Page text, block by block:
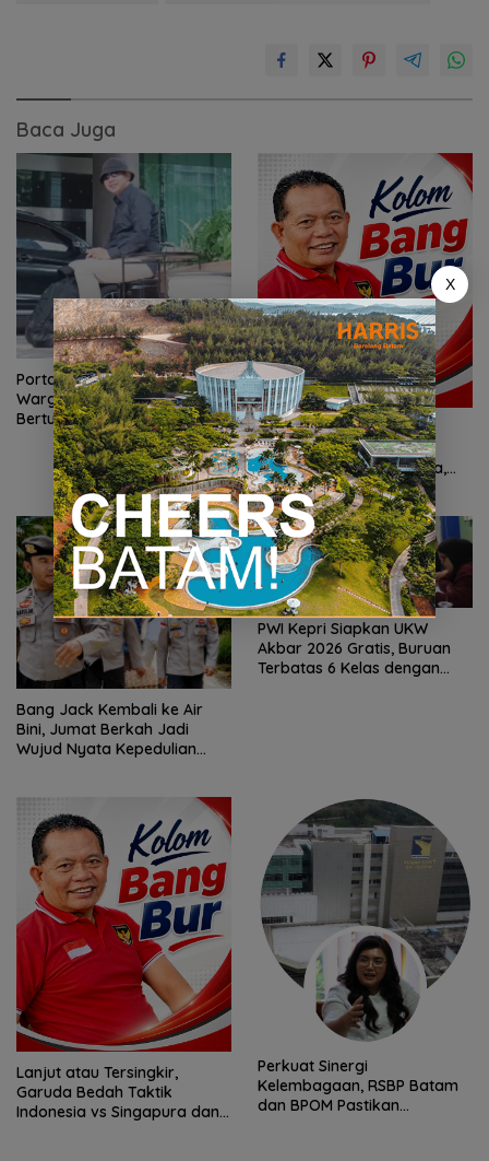
Baca Juga
Portal Ditutup Permanen,
Warga Perumahan Persero
Bertuah Tiban Buat Surat
Terbuka
Garuda Terhenti di Pintu
Semifinal! Singapura
Luluhkan Mimpi Indonesia,
Vietnam Perkasa Sapu
Takhta Grup A
Bang Jack Kembali ke Air
Bini, Jumat Berkah Jadi
Wujud Nyata Kepedulian
PWI Kepri Siapkan UKW
Akbar 2026 Gratis, Buruan
Terbatas 6 Kelas dengan
Lanjut atau Tersingkir,
Garuda Bedah Taktik
Indonesia vs Singapura dan
Perkuat Sinergi
Kelembagaan, RSBP Batam
dan BPOM Pastikan
X